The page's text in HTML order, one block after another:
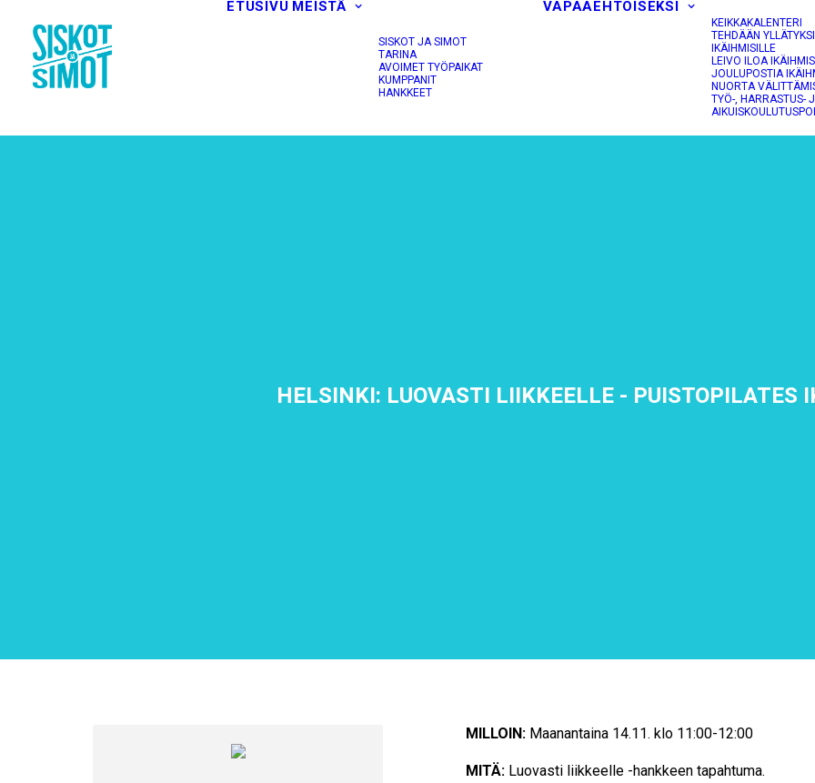
ETUSIVU MEISTÄ
SISKOT JA SIMOT
TARINA
AVOIMET TYÖPAIKAT
KUMPPANIT
HANKKEET
VAPAAEHTOISEKSI
KEIKKAKALENTERI
TEHDÄÄN
IKÄIHMISILLE
LEIVO ILOA
JOULUPOSTIA
NUORTA
TYÖ-, HARRASTUS-
HELSINKI: LUOVASTI LIIKKEELLE - PUISTOPILATES
MILLOIN: Maanantaina 14.11. klo 11:00-12:00
MITÄ: Luovasti liikkeelle -hankkeen tapahtuma.